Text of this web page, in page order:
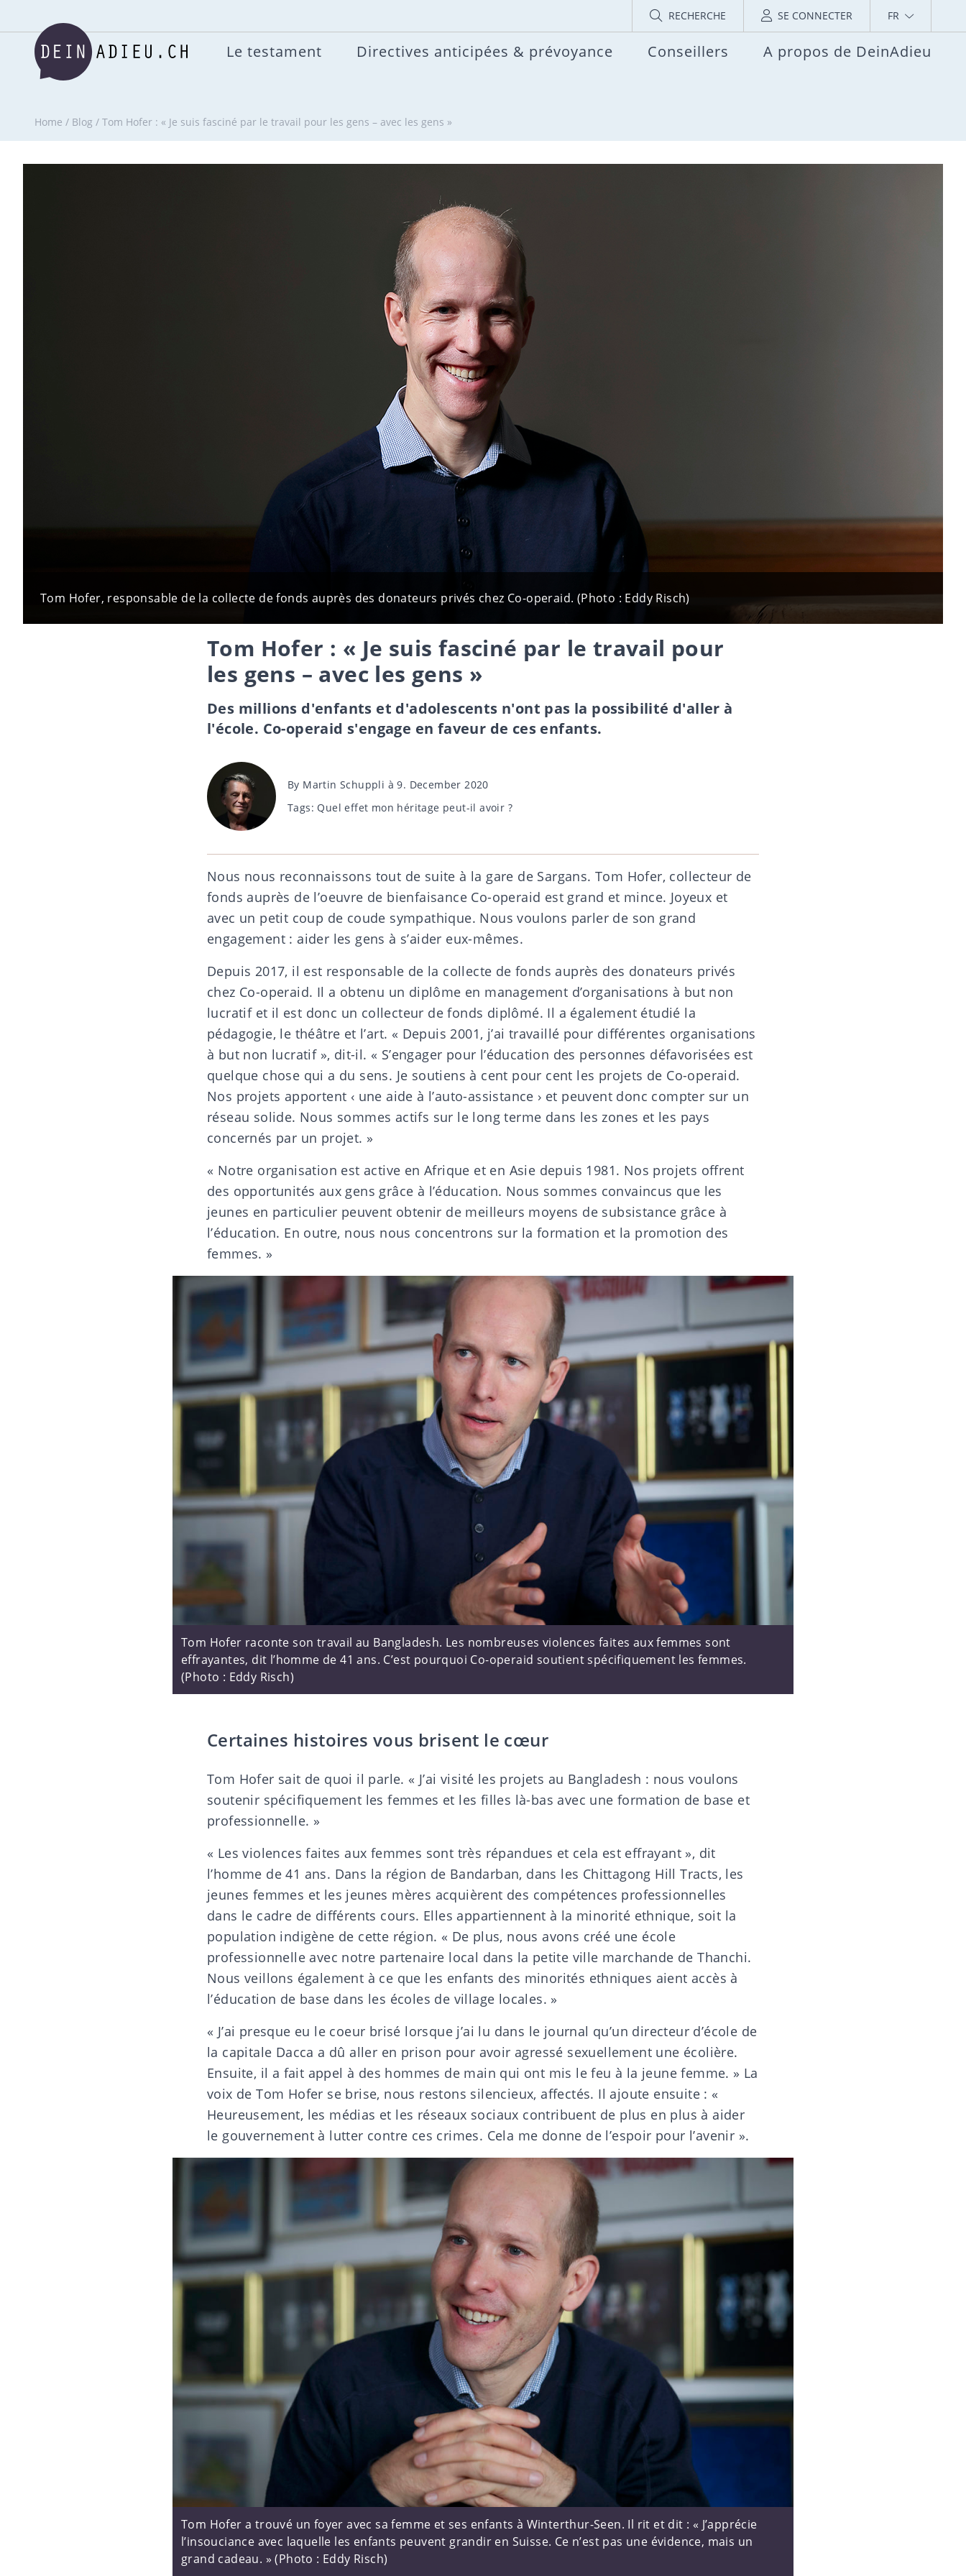
RECHERCHE SE CONNECTER FR
Le testament Directives anticipées & prévoyance Conseillers A propos de DeinAdieu
Home / Blog / Tom Hofer : « Je suis fasciné par le travail pour les gens – avec les gens »
Tom Hofer, responsable de la collecte de fonds auprès des donateurs privés chez Co-operaid. (Photo : Eddy Risch)
Tom Hofer : « Je suis fasciné par le travail pour
les gens – avec les gens »
Des millions d'enfants et d'adolescents n'ont pas la possibilité d'aller à
l'école. Co-operaid s'engage en faveur de ces enfants.
Post
By Martin Schuppli à 9. December 2020
Tags
Tags: Quel effet mon héritage peut-il avoir ?
Nous nous reconnaissons tout de suite à la gare de Sargans. Tom Hofer, collecteur de
fonds auprès de l’oeuvre de bienfaisance Co-operaid est grand et mince. Joyeux et
avec un petit coup de coude sympathique. Nous voulons parler de son grand
engagement : aider les gens à s’aider eux-mêmes.
Depuis 2017, il est responsable de la collecte de fonds auprès des donateurs privés
chez Co-operaid. Il a obtenu un diplôme en management d’organisations à but non
lucratif et il est donc un collecteur de fonds diplômé. Il a également étudié la
pédagogie, le théâtre et l’art. « Depuis 2001, j’ai travaillé pour différentes organisations
à but non lucratif », dit-il. « S’engager pour l’éducation des personnes défavorisées est
quelque chose qui a du sens. Je soutiens à cent pour cent les projets de Co-operaid.
Nos projets apportent ‹ une aide à l’auto-assistance › et peuvent donc compter sur un
réseau solide. Nous sommes actifs sur le long terme dans les zones et les pays
concernés par un projet. »
« Notre organisation est active en Afrique et en Asie depuis 1981. Nos projets offrent
des opportunités aux gens grâce à l’éducation. Nous sommes convaincus que les
jeunes en particulier peuvent obtenir de meilleurs moyens de subsistance grâce à
l’éducation. En outre, nous nous concentrons sur la formation et la promotion des
femmes. »
Tom Hofer raconte son travail au Bangladesh. Les nombreuses violences faites aux femmes sont
effrayantes, dit l’homme de 41 ans. C’est pourquoi Co-operaid soutient spécifiquement les femmes.
(Photo : Eddy Risch)
Certaines histoires vous brisent le cœur
Tom Hofer sait de quoi il parle. « J’ai visité les projets au Bangladesh : nous voulons
soutenir spécifiquement les femmes et les filles là-bas avec une formation de base et
professionnelle. »
« Les violences faites aux femmes sont très répandues et cela est effrayant », dit
l’homme de 41 ans. Dans la région de Bandarban, dans les Chittagong Hill Tracts, les
jeunes femmes et les jeunes mères acquièrent des compétences professionnelles
dans le cadre de différents cours. Elles appartiennent à la minorité ethnique, soit la
population indigène de cette région. « De plus, nous avons créé une école
professionnelle avec notre partenaire local dans la petite ville marchande de Thanchi.
Nous veillons également à ce que les enfants des minorités ethniques aient accès à
l’éducation de base dans les écoles de village locales. »
« J’ai presque eu le coeur brisé lorsque j’ai lu dans le journal qu’un directeur d’école de
la capitale Dacca a dû aller en prison pour avoir agressé sexuellement une écolière.
Ensuite, il a fait appel à des hommes de main qui ont mis le feu à la jeune femme. » La
voix de Tom Hofer se brise, nous restons silencieux, affectés. Il ajoute ensuite : «
Heureusement, les médias et les réseaux sociaux contribuent de plus en plus à aider
le gouvernement à lutter contre ces crimes. Cela me donne de l’espoir pour l’avenir ».
Tom Hofer a trouvé un foyer avec sa femme et ses enfants à Winterthur-Seen. Il rit et dit : « J’apprécie
l’insouciance avec laquelle les enfants peuvent grandir en Suisse. Ce n’est pas une évidence, mais un
grand cadeau. » (Photo : Eddy Risch)